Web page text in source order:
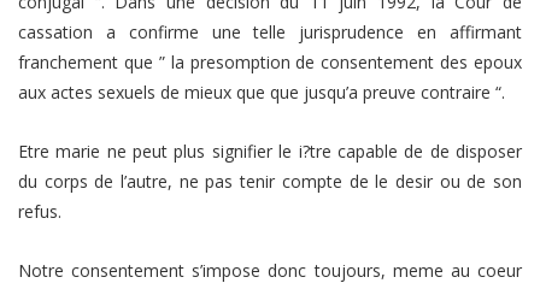
cassation a confirme une telle jurisprudence en affirmant
franchement que ” la presomption de consentement des epoux
aux actes sexuels de mieux que que jusqu’a preuve contraire “.
Etre marie ne peut plus signifier le i?tre capable de de disposer
du corps de l’autre, ne pas tenir compte de le desir ou de son
refus.
Notre consentement s’impose donc toujours, meme au coeur